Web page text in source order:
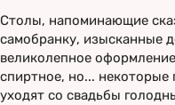
Столы, напоминающие
самобранку, изысканные
великолепное
спиртное, но... некоторые
уходят со свадьбы